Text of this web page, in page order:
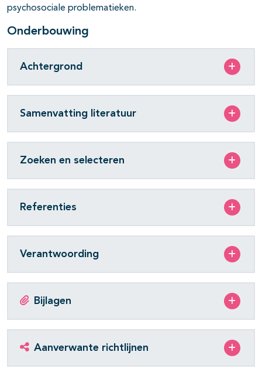
psychosociale problematieken.
Onderbouwing
Achtergrond
Samenvatting literatuur
Zoeken en selecteren
Referenties
Verantwoording
Bijlagen
Aanverwante richtlijnen